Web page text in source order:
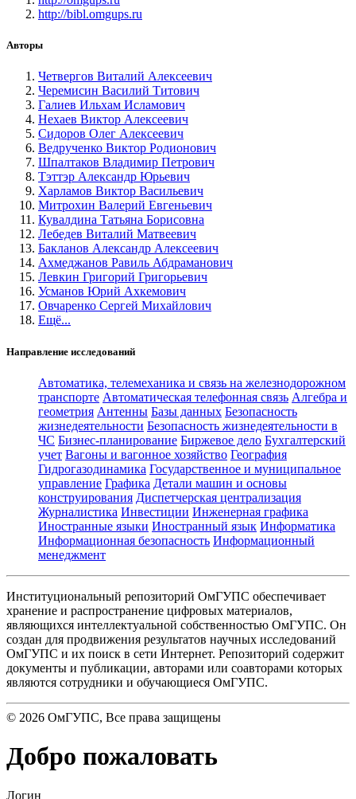
http://bibl.omgups.ru
Авторы
Четвергов Виталий Алексеевич
Черемисин Василий Титович
Галиев Ильхам Исламович
Нехаев Виктор Алексеевич
Сидоров Олег Алексеевич
Ведрученко Виктор Родионович
Шпалтаков Владимир Петрович
Тэттэр Александр Юрьевич
Харламов Виктор Васильевич
Митрохин Валерий Евгеньевич
Кувалдина Татьяна Борисовна
Лебедев Виталий Матвеевич
Бакланов Александр Алексеевич
Ахмеджанов Равиль Абдраманович
Левкин Григорий Григорьевич
Усманов Юрий Ахкемович
Овчаренко Сергей Михайлович
Ещё...
Направление исследований
Автоматика, телемеханика и связь на железнодорожном
транспорте Автоматическая телефонная связь Алгебра и
геометрия Антенны Базы данных Безопасность
жизнедеятельности Безопасность жизнедеятельности в
ЧС Бизнес-планирование Биржевое дело Бухгалтерский
учет Вагоны и вагонное хозяйство География
Гидрогазодинамика Государственное и муниципальное
управление Графика Детали машин и основы
конструирования Диспетчерская централизация
Журналистика Инвестиции Инженерная графика
Иностранные языки Иностранный язык Информатика
Информационная безопасность Информационный
менеджмент
Институциональный репозиторий ОмГУПС обеспечивает
хранение и распространение цифровых материалов,
являющихся интеллектуальной собственностью ОмГУПС. Он
создан для продвижения результатов научных исследований
ОмГУПС и их поиск в сети Интернет. Репозиторий содержит
документы и публикации, авторами или соавторами которых
являются сотрудники и обучающиеся ОмГУПС.
© 2026 ОмГУПС, Все права защищены
Добро пожаловать
Логин